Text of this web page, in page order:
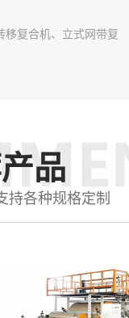
移复合机、立式网带复
品
持各种规格定制